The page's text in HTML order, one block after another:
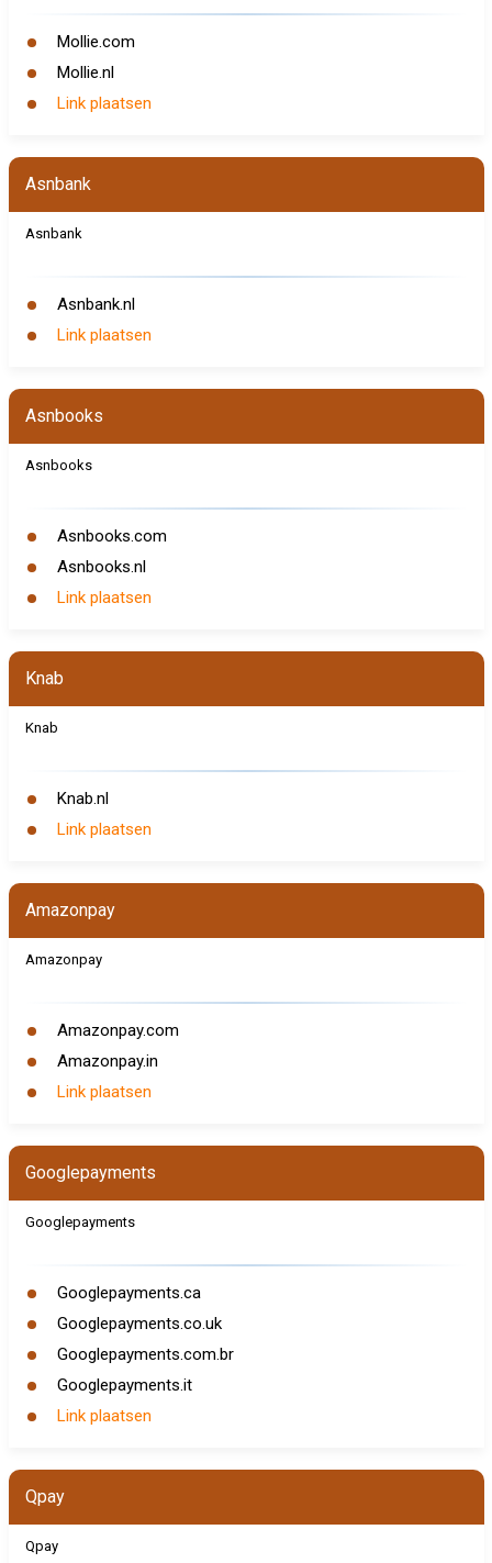
Mollie.com
Mollie.nl
Link plaatsen
Asnbank
Asnbank
Asnbank.nl
Link plaatsen
Asnbooks
Asnbooks
Asnbooks.com
Asnbooks.nl
Link plaatsen
Knab
Knab
Knab.nl
Link plaatsen
Amazonpay
Amazonpay
Amazonpay.com
Amazonpay.in
Link plaatsen
Googlepayments
Googlepayments
Googlepayments.ca
Googlepayments.co.uk
Googlepayments.com.br
Googlepayments.it
Link plaatsen
Qpay
Qpay